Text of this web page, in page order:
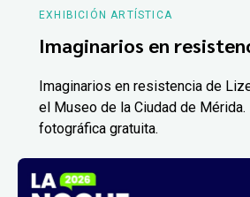
EXHIBICIÓN ARTÍSTICA
Imaginarios en
Imaginarios en resistencia de
el Museo de la Ciudad de
fotográfica gratuita.